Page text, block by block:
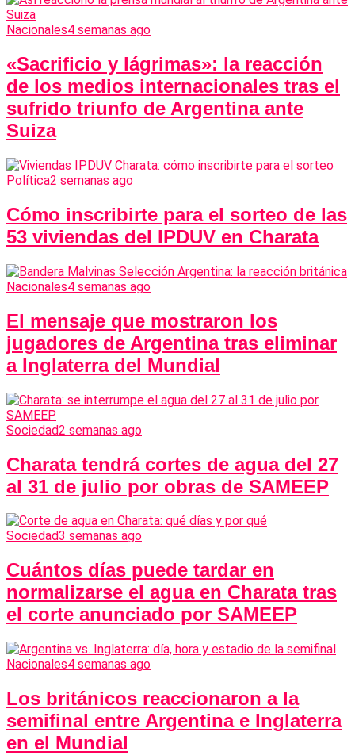
Nacionales4 semanas ago
«Sacrificio y lágrimas»: la reacción
de los medios internacionales tras el
sufrido triunfo de Argentina ante
Suiza
Política2 semanas ago
Cómo inscribirte para el sorteo de las
53 viviendas del IPDUV en Charata
Nacionales4 semanas ago
El mensaje que mostraron los
jugadores de Argentina tras eliminar
a Inglaterra del Mundial
Sociedad2 semanas ago
Charata tendrá cortes de agua del 27
al 31 de julio por obras de SAMEEP
Sociedad3 semanas ago
Cuántos días puede tardar en
normalizarse el agua en Charata tras
el corte anunciado por SAMEEP
Nacionales4 semanas ago
Los británicos reaccionaron a la
semifinal entre Argentina e Inglaterra
en el Mundial